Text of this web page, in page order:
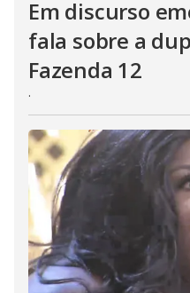
Em discurso
fala sobre a
Fazenda 12
.